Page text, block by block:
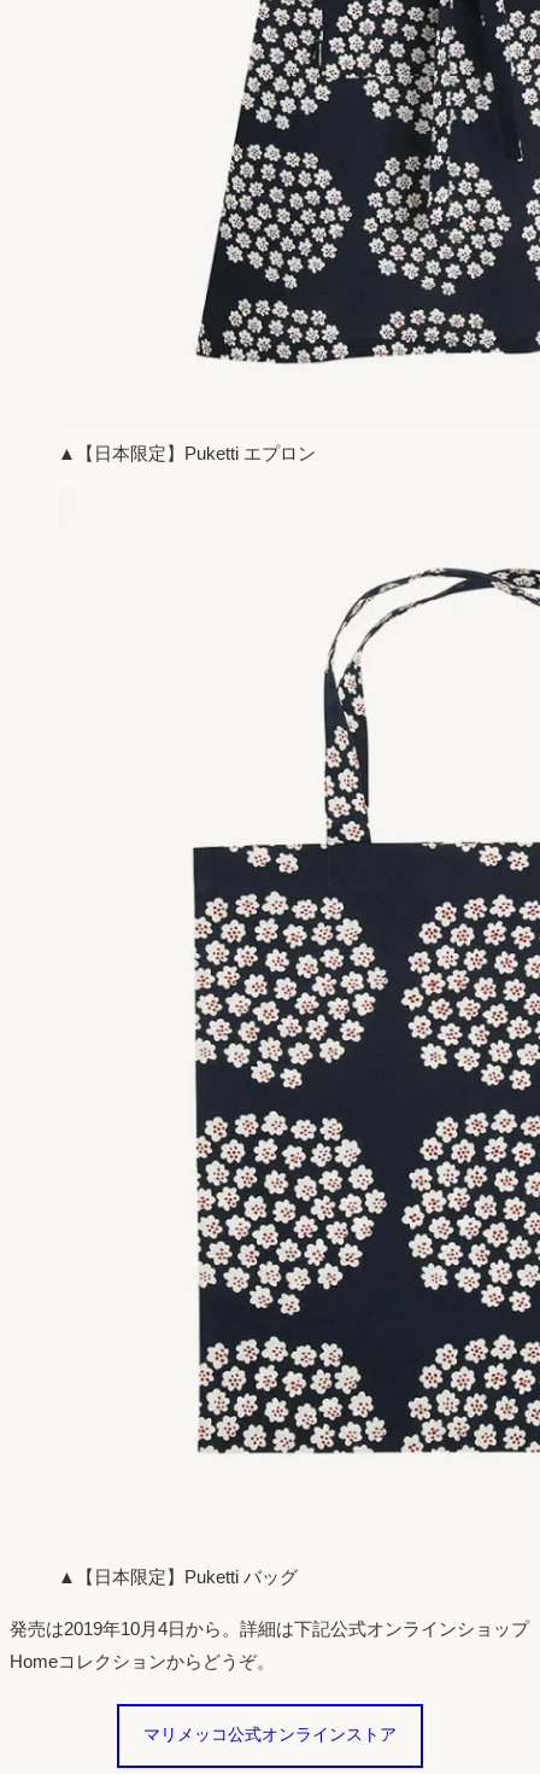
▲【日本限定】Puketti エプロン
▲【日本限定】Puketti バッグ
発売は2019年10月4日から。詳細は下記公式オンラインショップ
Homeコレクションからどうぞ。
マリメッコ公式オンラインストア